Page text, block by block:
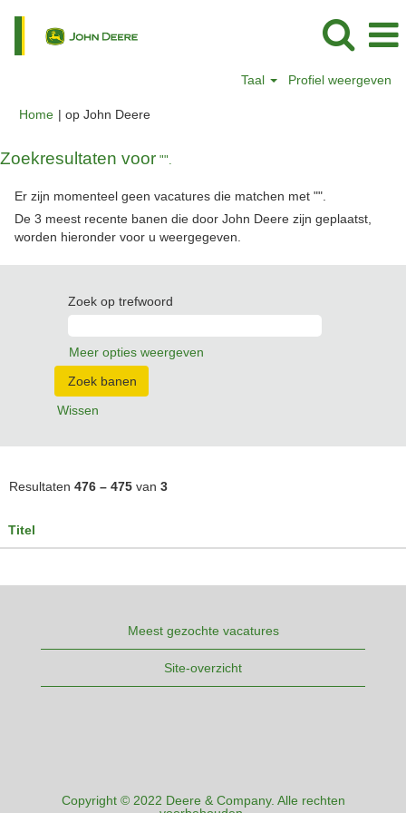
Taal Profiel weergeven
Home | op John Deere(huidige
Zoekresultaten voor "".
Er zijn momenteel geen vacatures die matchen met "".
De 3 meest recente banen die door John Deere zijn geplaatst,
worden hieronder voor u weergegeven.
Zoek op trefwoord
Meer opties weergeven
Wissen
Resultaten 476 – 475 van 3
Titel
Meest gezochte vacatures
Site-overzicht
Copyright © 2022 Deere & Company. Alle rechten